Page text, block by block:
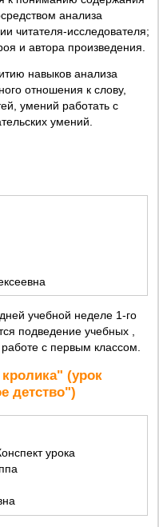
анализа
читателя-исследователя;
и автора произведения.
навыков анализа
отношения к слову,
умений работать с
умений.
учебной неделе 1-го
подведение учебных ,
с первым классом.
(урок
детство")
урока